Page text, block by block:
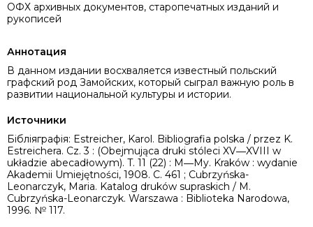
ОФХ архивных документов, старопечатных изданий и
рукописей
Аннотация
В данном издании восхваляется известный польский
графский род Замойских, который сыграл важную роль в
развитии национальной культуры и истории.
Источники
Бібліяграфія: Estreicher, Karol. Bibliografia polska / przez K.
Estreichera. Cz. 3 : (Obejmująca druki stóleci XV―XVIII w
układzie abecadłowym). T. 11 (22) : M―My. Kraków : wydanie
Akademii Umiejętności, 1908. C. 461 ; Cubrzyńska-
Leonarczyk, Maria. Katalog druków supraskich / M.
Cubrzyńska-Leonarczyk. Warszawa : Biblioteka Narodowa,
1996. № 117.